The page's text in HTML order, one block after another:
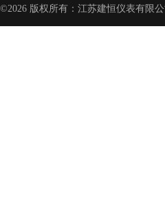
©2026 版权所有：江苏建恒仪表有限